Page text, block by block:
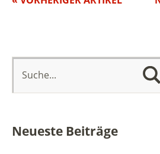
Neueste Beiträge